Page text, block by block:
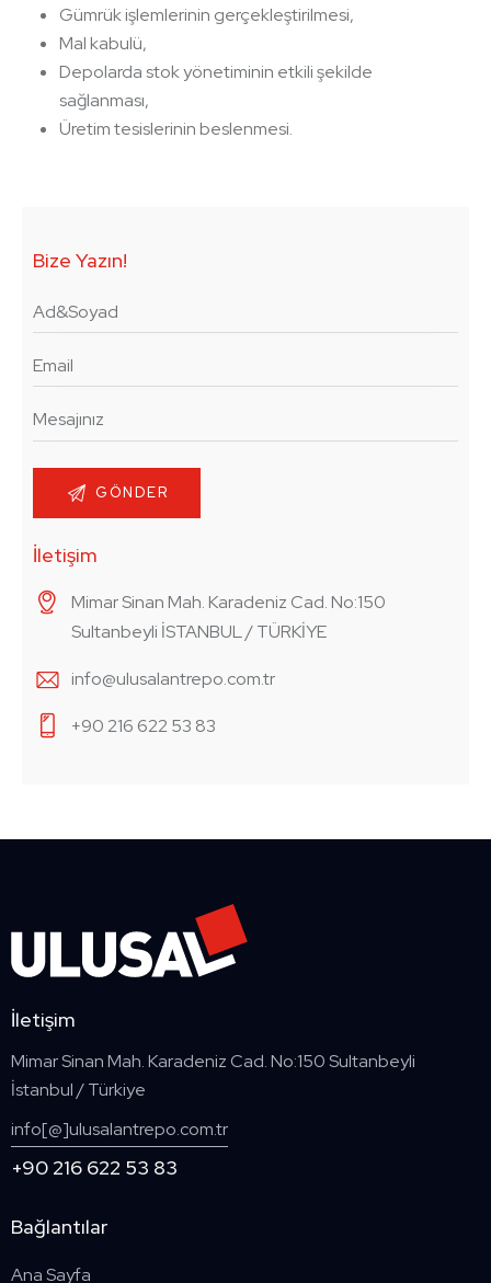
Gümrük işlemlerinin gerçekleştirilmesi,
Mal kabulü,
Depolarda stok yönetiminin etkili şekilde
sağlanması,
Üretim tesislerinin beslenmesi.
Bize Yazın!
İletişim
Mimar Sinan Mah. Karadeniz Cad. No:150
Sultanbeyli İSTANBUL / TÜRKİYE
info@ulusalantrepo.com.tr
+90 216 622 53 83
İletişim
Mimar Sinan Mah. Karadeniz Cad. No:150 Sultanbeyli
İstanbul / Türkiye
info[@]ulusalantrepo.com.tr
+90 216 622 53 83
Bağlantılar
Ana Sayfa